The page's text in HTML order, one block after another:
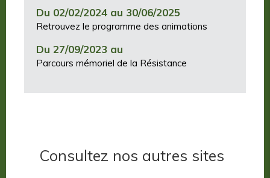
Du 02/02/2024 au 30/06/2025
Retrouvez le programme des animations
Du 27/09/2023 au
Parcours mémoriel de la Résistance
Consultez nos autres sites